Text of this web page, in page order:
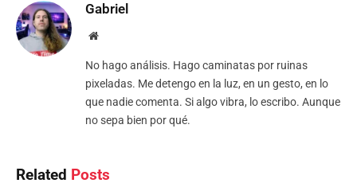
Gabriel
Website
No hago análisis. Hago caminatas por ruinas
pixeladas. Me detengo en la luz, en un gesto, en lo
que nadie comenta. Si algo vibra, lo escribo. Aunque
no sepa bien por qué.
Related Posts